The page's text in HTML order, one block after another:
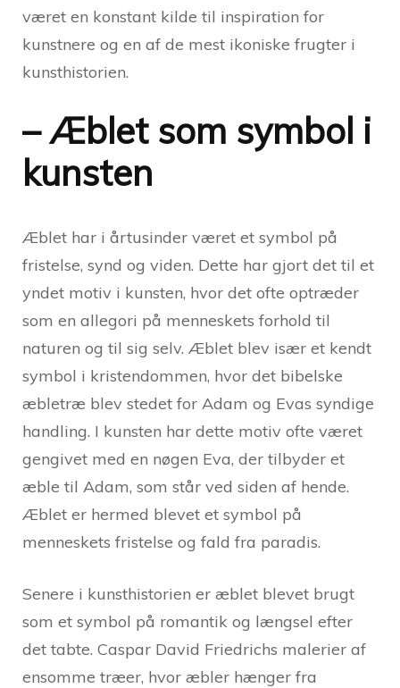
været en konstant kilde til inspiration for
kunstnere og en af de mest ikoniske frugter i
kunsthistorien.
– Æblet som symbol i
kunsten
Æblet har i årtusinder været et symbol på
fristelse, synd og viden. Dette har gjort det til et
yndet motiv i kunsten, hvor det ofte optræder
som en allegori på menneskets forhold til
naturen og til sig selv. Æblet blev især et kendt
symbol i kristendommen, hvor det bibelske
æbletræ blev stedet for Adam og Evas syndige
handling. I kunsten har dette motiv ofte været
gengivet med en nøgen Eva, der tilbyder et
æble til Adam, som står ved siden af hende.
Æblet er hermed blevet et symbol på
menneskets fristelse og fald fra paradis.
Senere i kunsthistorien er æblet blevet brugt
som et symbol på romantik og længsel efter
det tabte. Caspar David Friedrichs malerier af
ensomme træer, hvor æbler hænger fra